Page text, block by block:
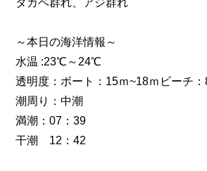
タカベ群れ、アジ群れ
～本日の海洋情報～
水温 :23℃～24℃
透明度：ボート：15ｍ~18ｍビーチ：
潮周り：中潮
満潮：07：39
干潮 12：42